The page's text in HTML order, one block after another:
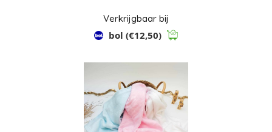
Verkrijgbaar bij
bol (€12,50)